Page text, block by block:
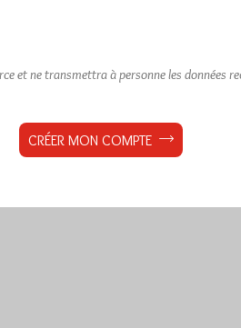
et ne transmettra à personne les données
CRÉER MON COMPTE